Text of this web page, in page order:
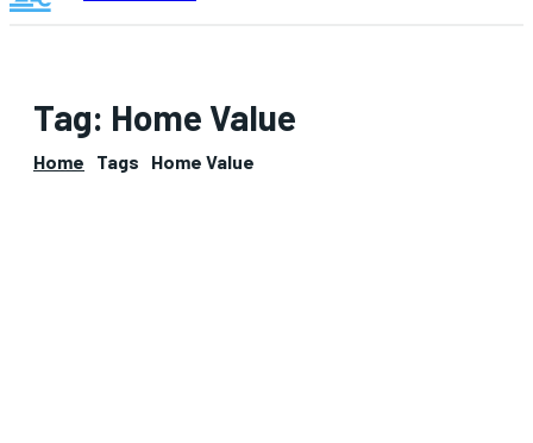
Tag: Home Value
Home Tags Home Value